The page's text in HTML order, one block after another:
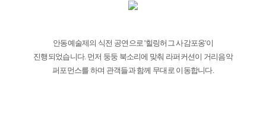
안동예술제의 식전 공연으로 '힐링허그 사감포옹'이
진행되었습니다. 먼저 둥둥 북소리에 맞춰 라퍼커션이 거리음악
퍼포먼스를 하며 관객들과 함께 무대로 이동합니다.